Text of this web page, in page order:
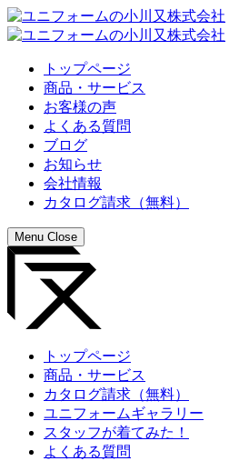
トップページ
商品・サービス
お客様の声
よくある質問
ブログ
お知らせ
会社情報
カタログ請求（無料）
Menu Close
トップページ
商品・サービス
カタログ請求（無料）
ユニフォームギャラリー
スタッフが着てみた！
よくある質問